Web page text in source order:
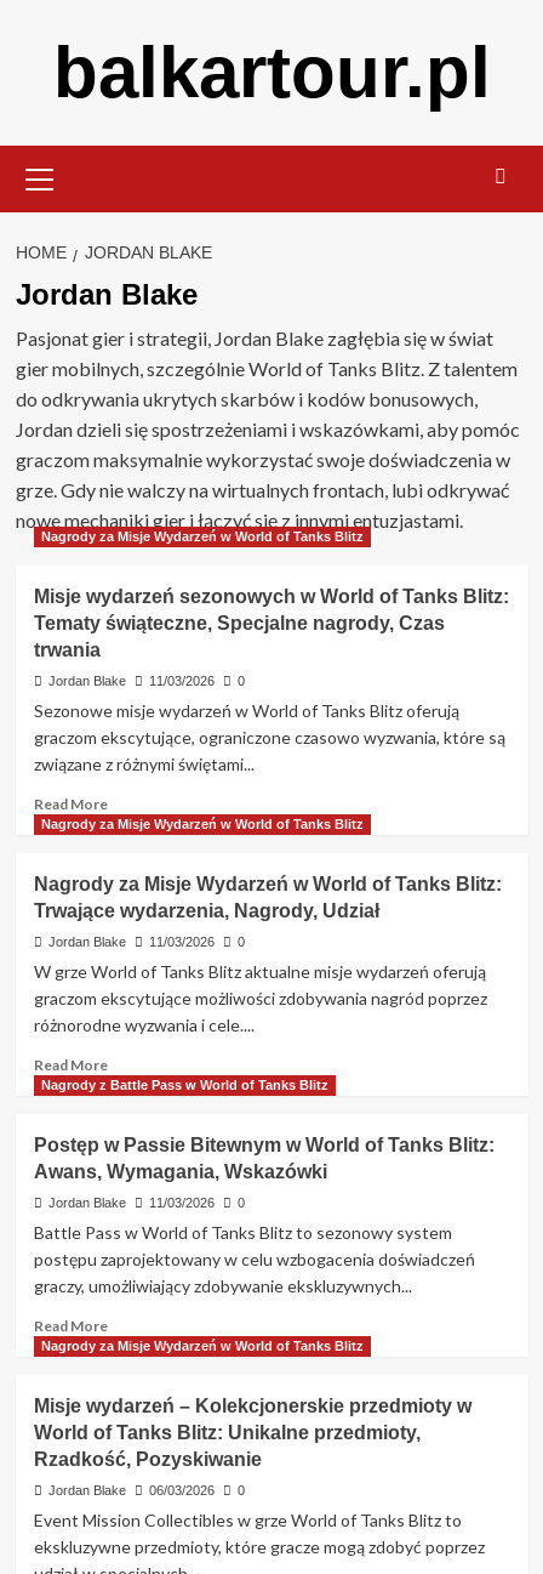
balkartour.pl
Menu
HOME JORDAN BLAKE
Jordan Blake
Pasjonat gier i strategii, Jordan Blake zagłębia się w świat
gier mobilnych, szczególnie World of Tanks Blitz. Z talentem
do odkrywania ukrytych skarbów i kodów bonusowych,
Jordan dzieli się spostrzeżeniami i wskazówkami, aby pomóc
graczom maksymalnie wykorzystać swoje doświadczenia w
grze. Gdy nie walczy na wirtualnych frontach, lubi odkrywać
nowe mechaniki gier i łączyć się z innymi entuzjastami.
Nagrody za Misje Wydarzeń w World of Tanks Blitz
Misje wydarzeń sezonowych w World of Tanks Blitz:
Tematy świąteczne, Specjalne nagrody, Czas
trwania
Jordan Blake 11/03/2026 0
Sezonowe misje wydarzeń w World of Tanks Blitz oferują
graczom ekscytujące, ograniczone czasowo wyzwania, które są
związane z różnymi świętami...
Read MoreRead
more
wydarzeń
sezonowych
w
World
Tanks
Blitz:
świąteczne,
Specjalne
Czas
trwania
Nagrody za Misje Wydarzeń w World of Tanks Blitz
Nagrody za Misje Wydarzeń w World of Tanks Blitz:
Trwające wydarzenia, Nagrody, Udział
Jordan Blake 11/03/2026 0
W grze World of Tanks Blitz aktualne misje wydarzeń oferują
graczom ekscytujące możliwości zdobywania nagród poprzez
różnorodne wyzwania i cele....
Read MoreRead
more
za
Misje
Wydarzeń
of
Tanks
Trwające
wydarzenia,
Udział
Nagrody z Battle Pass w World of Tanks Blitz
Postęp w Passie Bitewnym w World of Tanks Blitz:
Awans, Wymagania, Wskazówki
Jordan Blake 11/03/2026 0
Battle Pass w World of Tanks Blitz to sezonowy system
postępu zaprojektowany w celu wzbogacenia doświadczeń
graczy, umożliwiający zdobywanie ekskluzywnych...
Read MoreRead
more
w
Passie
Bitewnym
w
of
Tanks
Nagrody za Misje Wydarzeń w World of Tanks Blitz
Misje wydarzeń – Kolekcjonerskie przedmioty w
World of Tanks Blitz: Unikalne przedmioty,
Rzadkość, Pozyskiwanie
Jordan Blake 06/03/2026 0
Event Mission Collectibles w grze World of Tanks Blitz to
ekskluzywne przedmioty, które gracze mogą zdobyć poprzez